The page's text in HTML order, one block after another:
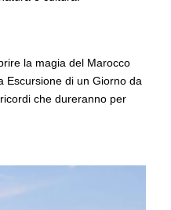
la magia del Marocco
Escursione di un Giorno da
che dureranno per